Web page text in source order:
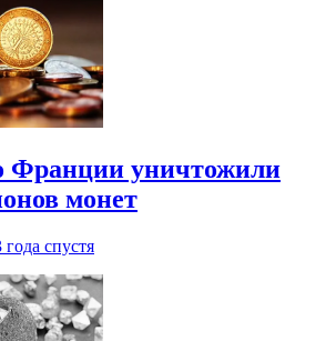
уничтожили
монет
года спустя